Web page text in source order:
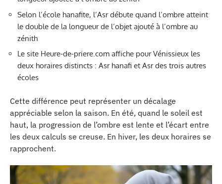
Selon l’école hanafite, l’Asr débute quand l’ombre atteint
le double de la longueur de l’objet ajouté à l’ombre au
zénith
Le site Heure-de-priere.com affiche pour Vénissieux les
deux horaires distincts : Asr hanafi et Asr des trois autres
écoles
Cette différence peut représenter un décalage
appréciable selon la saison. En été, quand le soleil est
haut, la progression de l’ombre est lente et l’écart entre
les deux calculs se creuse. En hiver, les deux horaires se
rapprochent.